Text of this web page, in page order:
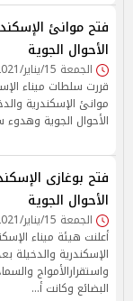
فتح موانئ
الأحوال الجوية
الجمعة 15/يناير/2021 - 02:36 م
قررت سلطات ميناء
موانئ الإسكندرية
الأحوال الجوية وهدوء
فتح بوغازى
الأحوال الجوية
الجمعة 15/يناير/2021 - 10:16 ص
أعلنت هيئة ميناء
الإسكندرية والدخيلة
واستقرارالأمواج
البضائع وكانت أ…